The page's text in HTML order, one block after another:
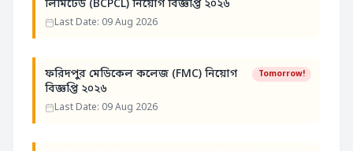
লিমিটেড (BCPCL) নিয়োগ বিজ্ঞপ্তি ২০২৬
Last Date: 09 Aug 2026
ফরিদপুর মেডিকেল কলেজ (FMC) নিয়োগ
বিজ্ঞপ্তি ২০২৬
Tomorrow!
Last Date: 09 Aug 2026